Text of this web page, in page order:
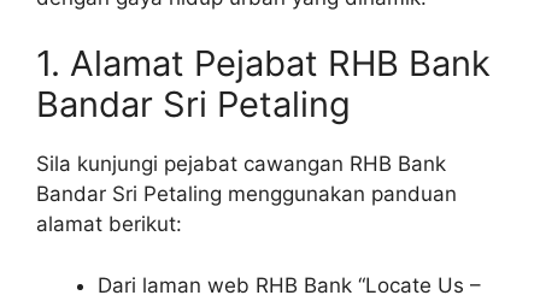
1. Alamat Pejabat RHB Bank
Bandar Sri Petaling
Sila kunjungi pejabat cawangan RHB Bank
Bandar Sri Petaling menggunakan panduan
alamat berikut:
Dari laman web RHB Bank “Locate Us –